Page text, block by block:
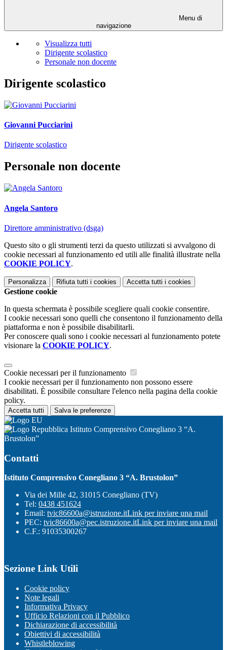
Menu di
navigazione
Visualizza tutti
Dirigente scolastico
Personale non docente
Dirigente scolastico
Giovanni Pucciarini
Dirigente scolastico
Personale non docente
Angela Santoro
Direttore amministrativo (dsga)
Questo sito o gli strumenti terzi da questo utilizzati si avvalgono di
cookie necessari al funzionamento ed utili alle finalità illustrate nella
COOKIE POLICY.
Personalizza Rifiuta tutti i cookies Accetta tutti i cookies
Gestione cookie
In questa schermata è possibile scegliere quali cookie consentire.
I cookie necessari sono quelli che consentono il funzionamento della
piattaforma e non è possibile disabilitarli.
Per conoscere quali sono i cookie necessari al funzionamento potete
visionare la COOKIE POLICY.
Cookie necessari per il funzionamento
I cookie necessari per il funzionamento non possono essere
disabilitati. È possibile consultare l'elenco nella pagina della cookie
policy.
Accetta tutti Salva le preferenze
Istituto Comprensivo Conegliano 3 “A.
Brustolon”
Contatti
Istituto Comprensivo Conegliano 3 “A. Brustolon”
Via dei Mille 42, 31015 Conegliano (TV)
Tel: 0438 451624
Email: tvic86600a@istruzione.itLink per inviare una mail
PEC: tvic86600a@pec.istruzione.itLink per inviare una mail
C.F.: 91035300267
Sezione Link Utili
Cookie policy
Note legali
Informativa Privacy
Ufficio Relazioni con il Pubblico
Dichiarazione di accessibilità
Obiettivi di accessibilità
Whistleblowing